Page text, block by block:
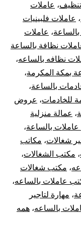
، عاملات
، عاملات فلبينيات
، عاملات
نظافة بالساعة
نظافه بالساعه،
بمكة المكرمة،
بالساعة،
للخادمات، عروض
، عمالة منزلية
بالساعة،
شغالات، مكاتب
، مكتب الشغالات،
، مكتب شغالات
عاملات بالساعه،
، مهارة لتاجير
بالساعه، همه